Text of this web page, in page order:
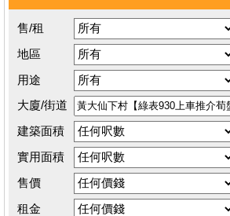
售/租
地區
用途
大廈/街道
建築面積
實用面積
售價
租金